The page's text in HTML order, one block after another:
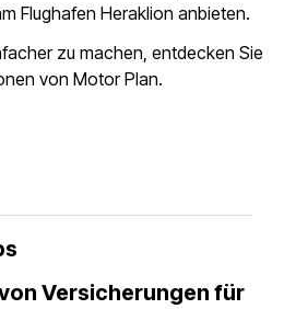
Flughafen Heraklion anbieten.
zu machen, entdecken Sie
von Motor Plan.
Versicherungen für